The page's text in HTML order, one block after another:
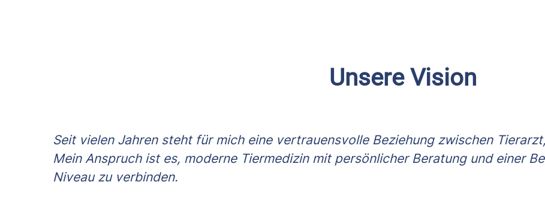
Unsere Vision
Seit vielen Jahren steht für mich eine vertrauensvolle Beziehung zwischen
Mein Anspruch ist es, moderne Tiermedizin mit persönlicher Beratung und einer
Niveau zu verbinden.